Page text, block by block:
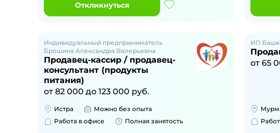
Откликнуться
Индивидуальный предприниматель
Брошина Александра Валерьевна
Продавец-кассир / продавец-
консультант (продукты
питания)
от 82 000 до 123 000 руб.
Истра
Можно без опыта
Работа в офисе
Полная занятость
ИП
от65